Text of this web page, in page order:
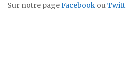
Sur notre pageFacebook ou